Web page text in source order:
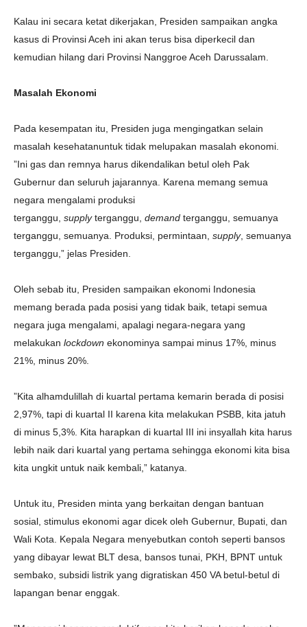
Kalau ini secara ketat dikerjakan, Presiden sampaikan angka
kasus di Provinsi Aceh ini akan terus bisa diperkecil dan
kemudian hilang dari Provinsi Nanggroe Aceh Darussalam.
Masalah Ekonomi
Pada kesempatan itu, Presiden juga mengingatkan selain
masalah kesehatanuntuk tidak melupakan masalah ekonomi.
”Ini gas dan remnya harus dikendalikan betul oleh Pak
Gubernur dan seluruh jajarannya. Karena memang semua
negara mengalami produksi
terganggu, supplyterganggu, demand terganggu, semuanya
terganggu, semuanya. Produksi, permintaan, supply, semuanya
terganggu,” jelas Presiden.
Oleh sebab itu, Presiden sampaikan ekonomi Indonesia
memang berada pada posisi yang tidak baik, tetapi semua
negara juga mengalami, apalagi negara-negara yang
melakukan lockdown ekonominya sampai minus 17%, minus
21%, minus 20%.
”Kita alhamdulillah di kuartal pertama kemarin berada di posisi
2,97%, tapi di kuartal II karena kita melakukan PSBB, kita jatuh
di minus 5,3%. Kita harapkan di kuartal III ini insyallah kita harus
lebih naik dari kuartal yang pertama sehingga ekonomi kita bisa
kita ungkit untuk naik kembali,” katanya.
Untuk itu, Presiden minta yang berkaitan dengan bantuan
sosial, stimulus ekonomi agar dicek oleh Gubernur, Bupati, dan
Wali Kota. Kepala Negara menyebutkan contoh seperti bansos
yang dibayar lewat BLT desa, bansos tunai, PKH, BPNT untuk
sembako, subsidi listrik yang digratiskan 450 VA betul-betul di
lapangan benar enggak.